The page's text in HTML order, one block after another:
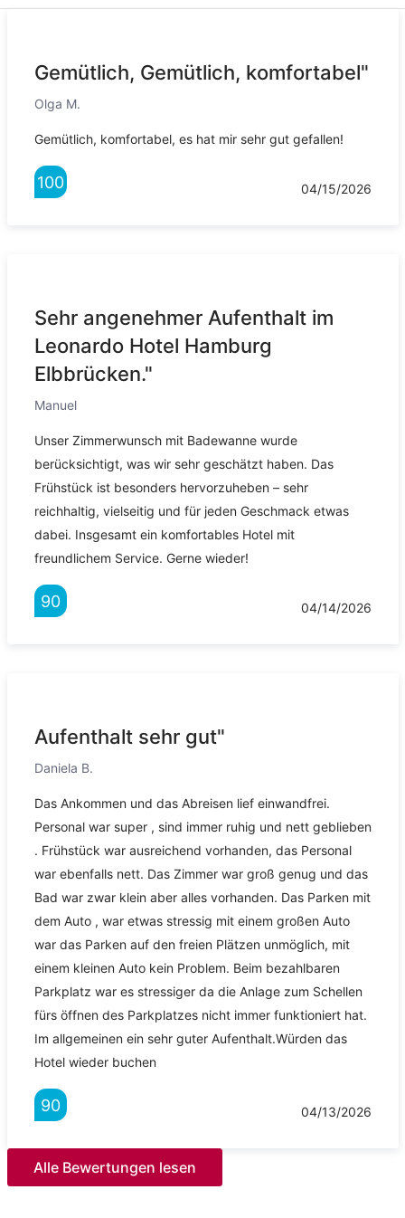
Gemütlich, Gemütlich, komfortabel"
Olga M.
Gemütlich, komfortabel, es hat mir sehr gut gefallen!
100 04/15/2026
Sehr angenehmer Aufenthalt im
Leonardo Hotel Hamburg
Elbbrücken."
Manuel
Unser Zimmerwunsch mit Badewanne wurde
berücksichtigt, was wir sehr geschätzt haben. Das
Frühstück ist besonders hervorzuheben – sehr
reichhaltig, vielseitig und für jeden Geschmack etwas
dabei. Insgesamt ein komfortables Hotel mit
freundlichem Service. Gerne wieder!
90 04/14/2026
Aufenthalt sehr gut"
Daniela B.
Das Ankommen und das Abreisen lief einwandfrei.
Personal war super , sind immer ruhig und nett geblieben
. Frühstück war ausreichend vorhanden, das Personal
war ebenfalls nett. Das Zimmer war groß genug und das
Bad war zwar klein aber alles vorhanden. Das Parken mit
dem Auto , war etwas stressig mit einem großen Auto
war das Parken auf den freien Plätzen unmöglich, mit
einem kleinen Auto kein Problem. Beim bezahlbaren
Parkplatz war es stressiger da die Anlage zum Schellen
fürs öffnen des Parkplatzes nicht immer funktioniert hat.
Im allgemeinen ein sehr guter Aufenthalt.Würden das
Hotel wieder buchen
90 04/13/2026
Alle Bewertungen lesen